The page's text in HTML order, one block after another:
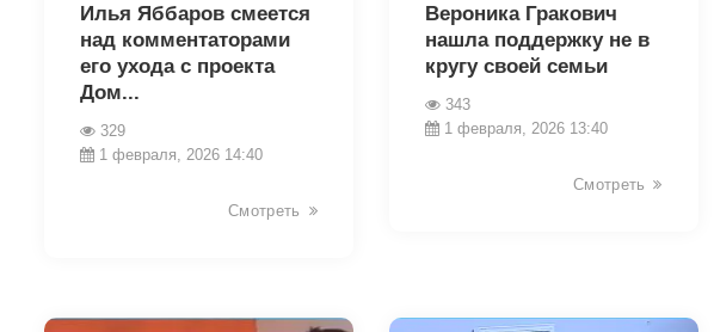
Илья Яббаров смеется
над комментаторами
его ухода с проекта
Дом...
329
1 февраля, 2026 14:40
Смотреть
Вероника Гракович
нашла поддержку не в
кругу своей семьи
343
1 февраля, 2026 13:40
Смотреть